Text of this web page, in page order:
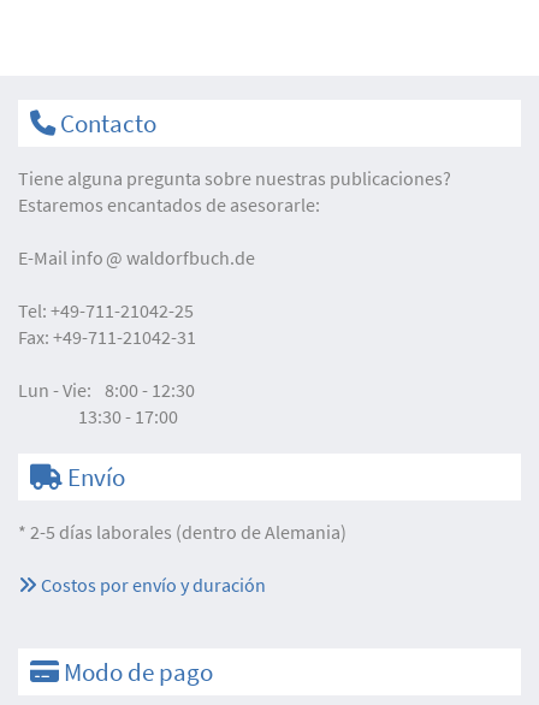
Contacto
Tiene alguna pregunta sobre nuestras publicaciones?
Estaremos encantados de asesorarle:
E-Mail info waldorfbuch.de
Tel: +49-711-21042-25
Fax: +49-711-21042-31
Lun - Vie: 8:00 - 12:30
13:30 - 17:00
Envío
* 2-5 días laborales (dentro de Alemania)
Costos por envío y duración
Modo de pago